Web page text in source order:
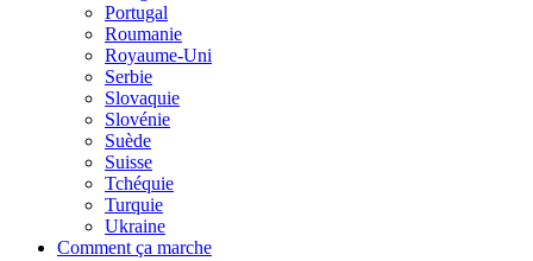
Portugal
Roumanie
Royaume-Uni
Serbie
Slovaquie
Slovénie
Suède
Suisse
Tchéquie
Turquie
Ukraine
Comment ça marche